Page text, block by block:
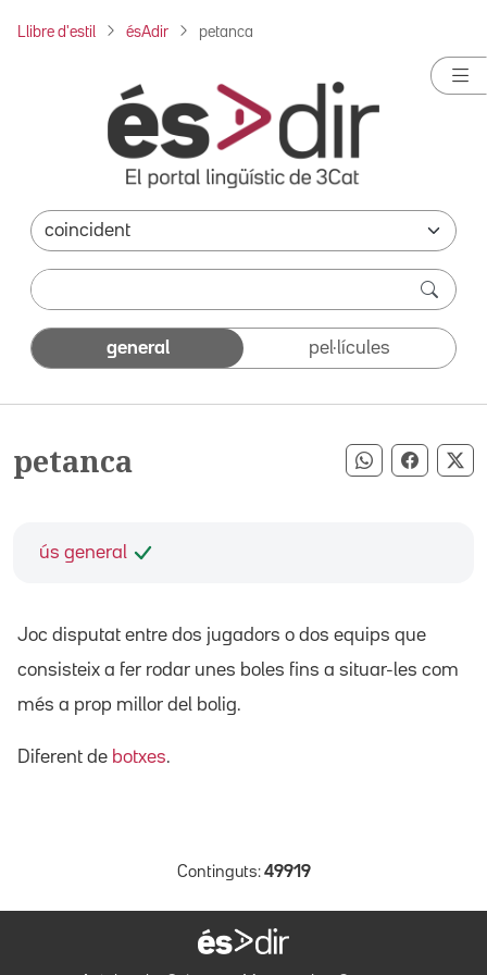
Llibre d'estil ésAdir petanca
general pel·lícules
petanca Compartir
ús general
Joc disputat entre dos jugadors o dos equips que
consisteix a fer rodar unes boles fins a situar-les com
més a prop millor del bolig.
Diferent de botxes.
Continguts: 49919